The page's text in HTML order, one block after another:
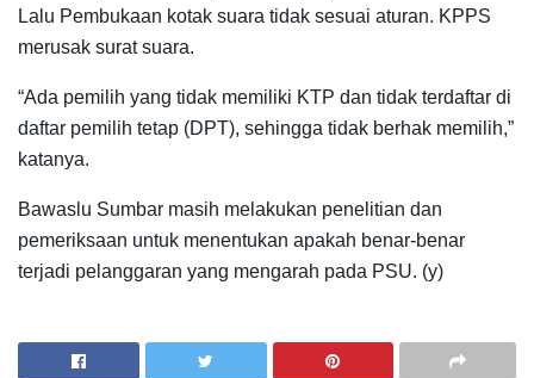
Lalu Pembukaan kotak suara tidak sesuai aturan. KPPS
merusak surat suara.
“Ada pemilih yang tidak memiliki KTP dan tidak terdaftar di
daftar pemilih tetap (DPT), sehingga tidak berhak memilih,”
katanya.
Bawaslu Sumbar masih melakukan penelitian dan
pemeriksaan untuk menentukan apakah benar-benar
terjadi pelanggaran yang mengarah pada PSU. (y)